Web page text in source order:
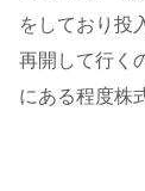
をしており投
再開して行く
にある程度株